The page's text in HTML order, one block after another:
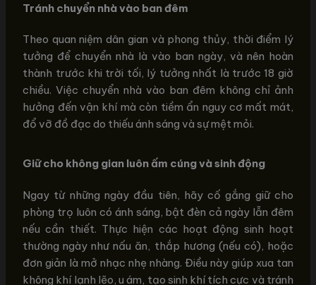
Tránh chuyển nhà vào ban đêm
Theo quan niệm dân gian và phong thủy, thời điểm lý
tưởng để chuyển nhà là vào ban ngày, và nên hoàn
thành trước khi trời tối, lý tưởng nhất là trước 18 giờ
chiều. Việc chuyển nhà vào ban đêm không chỉ ảnh
hưởng đến vận khí mà còn tiềm ẩn nguy cơ mất mát,
đổ vỡ đồ đạc do thiếu ánh sáng và sự mệt mỏi.
Giữ cho không gian luôn ấm cúng và sinh động
Ngay từ những ngày đầu tiên, hãy cố gắng giữ cho
phòng trọ luôn có ánh sáng, bật đèn cả ngày lẫn đêm
nếu cần thiết. Thực hiện các hoạt động sinh hoạt
thường ngày như nấu ăn, thắp hương (nếu có), hoặc
đơn giản là mở nhạc nhẹ nhàng. Điều này giúp xua tan
không khí lạnh lẽo, u ám, tạo sinh khí tích cực và tránh